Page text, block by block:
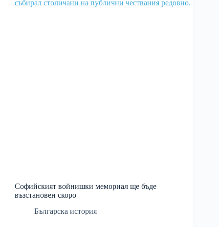
Софийският войнишки мемориал ще бъде
възстановен скоро
Българска история